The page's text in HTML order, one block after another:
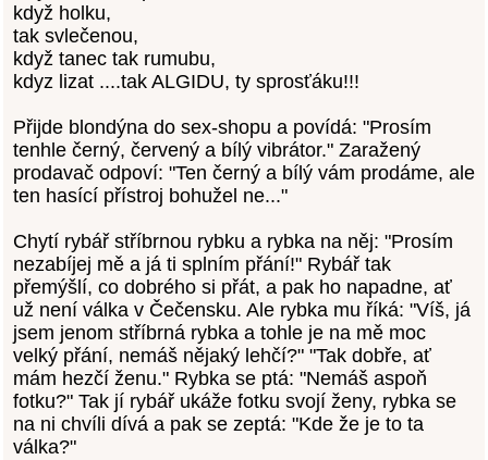
když holku,
tak svlečenou,
když tanec tak rumubu,
kdyz lizat ....tak ALGIDU, ty sprosťáku!!!
Přijde blondýna do sex-shopu a povídá: "Prosím
tenhle černý, červený a bílý vibrátor." Zaražený
prodavač odpoví: "Ten černý a bílý vám prodáme, ale
ten hasící přístroj bohužel ne..."
Chytí rybář stříbrnou rybku a rybka na něj: "Prosím
nezabíjej mě a já ti splním přání!" Rybář tak
přemýšlí, co dobrého si přát, a pak ho napadne, ať
už není válka v Čečensku. Ale rybka mu říká: "Víš, já
jsem jenom stříbrná rybka a tohle je na mě moc
velký přání, nemáš nějaký lehčí?" "Tak dobře, ať
mám hezčí ženu." Rybka se ptá: "Nemáš aspoň
fotku?" Tak jí rybář ukáže fotku svojí ženy, rybka se
na ni chvíli dívá a pak se zeptá: "Kde že je to ta
válka?"